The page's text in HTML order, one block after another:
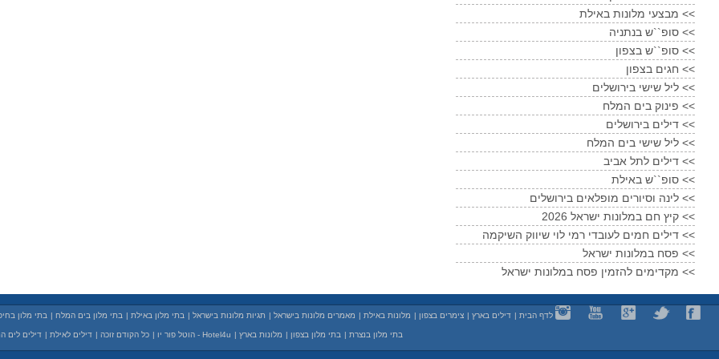
מבצעי מלונות באילת <<
סופ``ש בנתניה <<
סופ``ש בצפון <<
חגים בצפון <<
ליל שישי בירושלים <<
פינוק בים המלח <<
דילים בירושלים <<
ליל שישי בים המלח <<
דילים לתל אביב <<
סופ``ש באילת <<
לינה וסיורים מופלאים בירושלים <<
קיץ חם במלונות ישראל 2026 <<
דילים חמים לעובדי רמי לוי שיווק השיקמה <<
פסח במלונות ישראל <<
מקדימים להזמין פסח במלונות ישראל <<
לדף הבית | דילים בארץ | צימרים בצפון | מלונות באילת | מאמרים מלונות בישראל | תגיות מלונות בישראל | בתי מלון באילת | בתי מלון בים המלח | בתי מלון
בתי מלון בנצרת | בתי מלון בצפון | מלונות בארץ | Hotel4u - הוטל פור יו | כל הקודם זוכה | דילים לאילת | דילים לים